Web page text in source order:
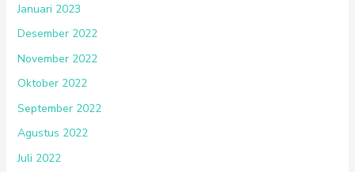
Januari 2023
Desember 2022
November 2022
Oktober 2022
September 2022
Agustus 2022
Juli 2022